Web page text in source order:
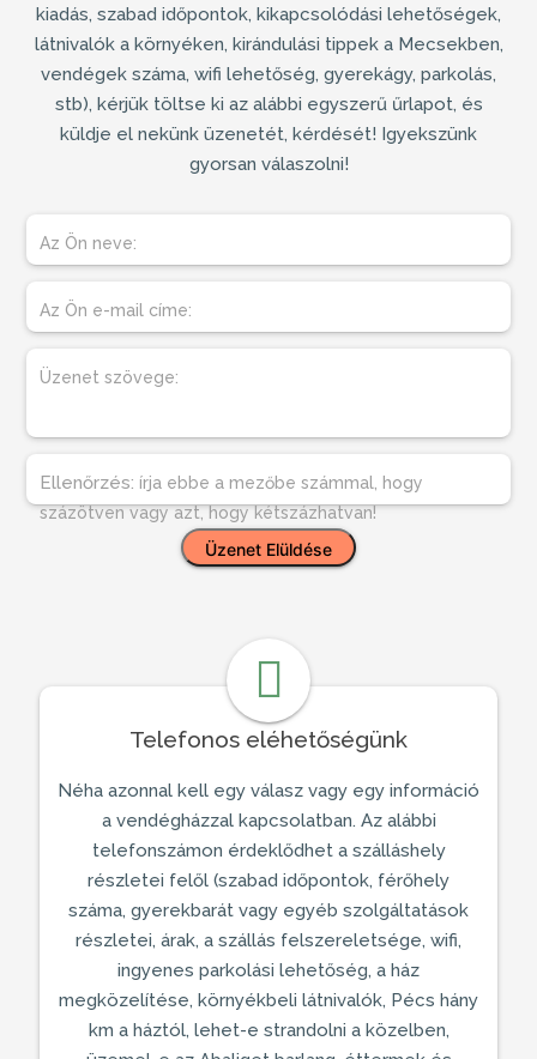
kiadás, szabad időpontok, kikapcsolódási lehetőségek,
látnivalók a környéken, kirándulási tippek a Mecsekben,
vendégek száma, wifi lehetőség, gyerekágy, parkolás,
stb), kérjük töltse ki az alábbi egyszerű űrlapot, és
küldje el nekünk üzenetét, kérdését! Igyekszünk
gyorsan válaszolni!
Az Ön neve:
Az Ön e-mail címe:
Üzenet szövege:
Ellenőrzés: írja ebbe a mezőbe számmal, hogy
százötven vagy azt, hogy kétszázhatvan!
Telefonos eléhetőségünk
Néha azonnal kell egy válasz vagy egy információ
a vendégházzalkapcsolatban. Az alábbi
telefonszámon érdeklődhet a szálláshely
részletei felől (szabad időpontok, férőhely
száma, gyerekbarát vagy egyéb szolgáltatások
részletei, árak, a szállás felszereletsége, wifi,
ingyenes parkolási lehetőség, a ház
megközelítése, környékbeli látnivalók, Pécs hány
km a háztól, lehet-e strandolni a közelben,